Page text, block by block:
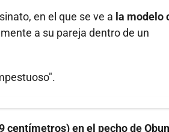
en el que se ve a la modelo
a su pareja dentro de un
centímetros) en el pecho de